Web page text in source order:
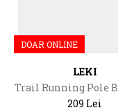
DOAR ONLINE
LEKI
Trail Running Pole
209 Lei